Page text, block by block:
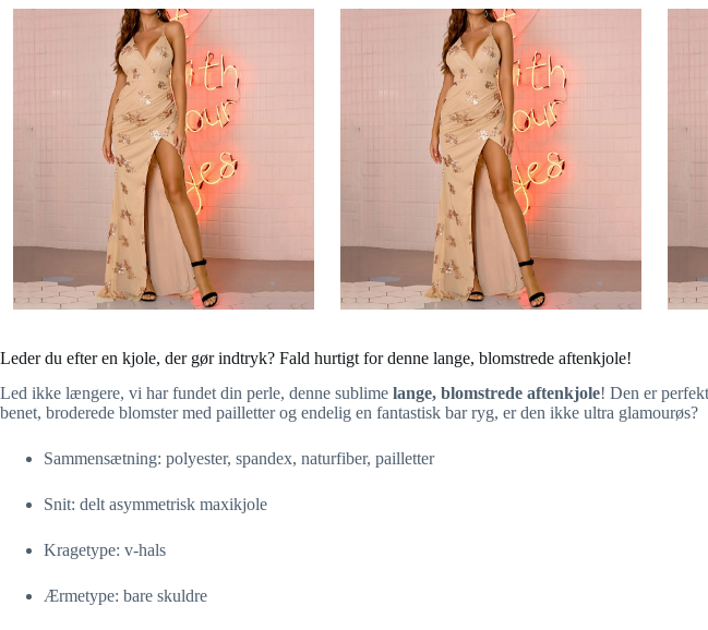
Leder du efter en kjole, der gør indtryk? Fald hurtigt for denne lange, blomstrede aftenkjole!
Led ikke længere, vi har fundet din perle, denne sublime lange, blomstrede aftenkjole! Den er
benet, broderede blomster med pailletter og endelig en fantastisk bar ryg, er den ikke ultra glamourøs?
Sammensætning: polyester, spandex, naturfiber, pailletter
Snit: delt asymmetrisk maxikjole
Kragetype: v-hals
Ærmetype: bare skuldre